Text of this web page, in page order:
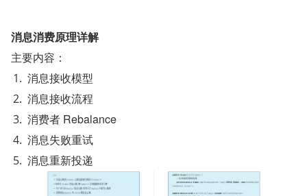
消息消费原理详解
主要内容：
消息接收模型
消息接收流程
消费者 Rebalance
消息失败重试
消息重新投递